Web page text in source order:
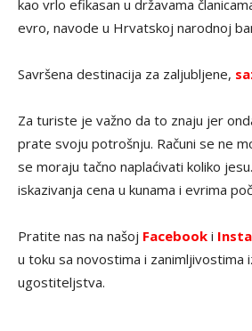
kao vrlo efikasan u državama
evro, navode u Hrvatskoj narodnoj
Savršena destinacija za zaljubljene,
Za turiste je važno da to znaju jer
prate svoju potrošnju. Računi se ne
se moraju tačno naplaćivati koliko
iskazivanja cena u kunama i evrima
Pratite nas na našoj Facebook i
u toku sa novostima i zanimljivostima
ugostiteljstva.